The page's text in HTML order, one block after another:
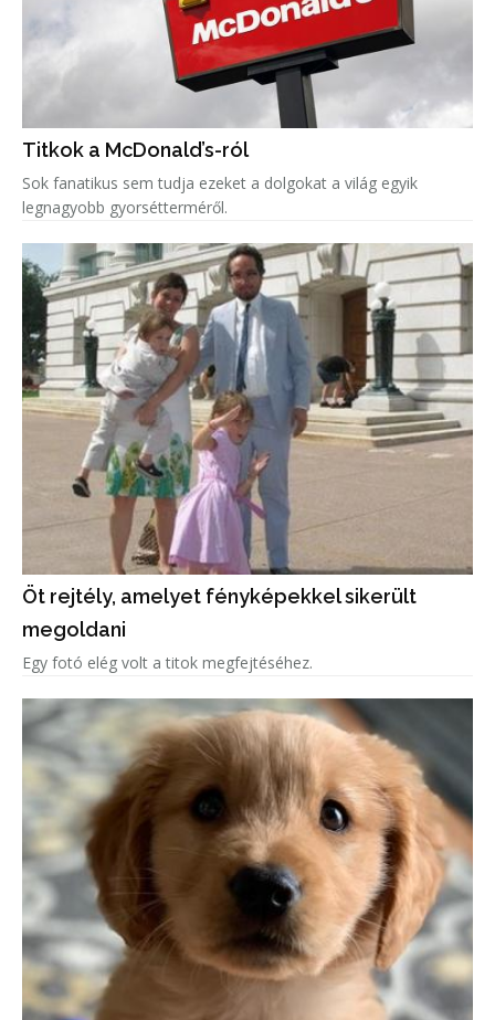
Titkok a McDonald’s-ról
Sok fanatikus sem tudja ezeket a dolgokat a világ egyik
legnagyobb gyorsétterméről.
Öt rejtély, amelyet fényképekkel sikerült
megoldani
Egy fotó elég volt a titok megfejtéséhez.